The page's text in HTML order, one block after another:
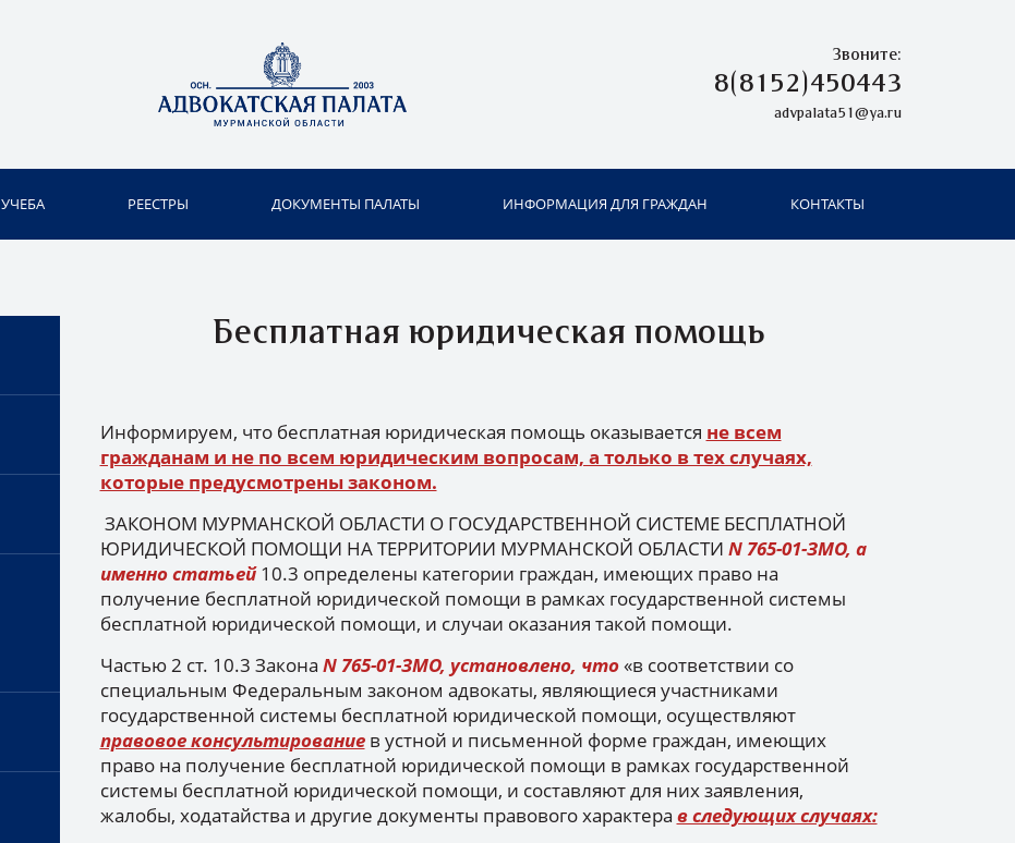
Звоните:
8(8152)450443
advpalata51@ya.ru
УЧЕБА РЕЕСТРЫ ДОКУМЕНТЫ ПАЛАТЫ ИНФОРМАЦИЯ ДЛЯ ГРАЖДАН КОНТАКТЫ
Бесплатная юридическая помощь
Информируем, что бесплатная юридическая помощь оказывается не всем
гражданам и не по всем юридическим вопросам, а только в тех случаях,
которые предусмотрены законом.
ЗАКОНОМ МУРМАНСКОЙ ОБЛАСТИ О ГОСУДАРСТВЕННОЙ СИСТЕМЕ БЕСПЛАТНОЙ
ЮРИДИЧЕСКОЙ ПОМОЩИ НА ТЕРРИТОРИИ МУРМАНСКОЙ ОБЛАСТИ N 765-01-ЗМО, а
именно статьей10.3 определены категории граждан, имеющих право на
получение бесплатной юридической помощи в рамках государственной системы
бесплатной юридической помощи, и случаи оказания такой помощи.
Частью 2 ст. 10.3 Закона N 765-01-ЗМО, установлено, что«в соответствии со
специальным Федеральным законом адвокаты, являющиеся участниками
государственной системы бесплатной юридической помощи, осуществляют
правовое консультированиев устной и письменной форме граждан, имеющих
право на получение бесплатной юридической помощи в рамках государственной
системы бесплатной юридической помощи, и составляют для них заявления,
жалобы, ходатайства и другие документы правового характера в следующих случаях: